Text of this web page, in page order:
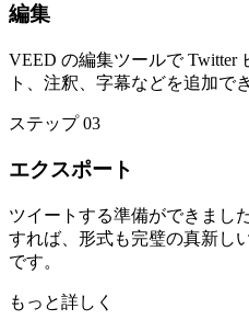
編集
VEED の編集ツールで Twitter
ト、注釈、字幕などを追加で
ステップ 03
エクスポート
ツイートする準備ができまし
すれば、形式も完璧の真新し
です。
もっと詳しく